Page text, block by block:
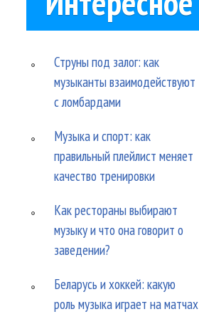
Струны под залог: как
музыканты взаимодействуют
с ломбардами
Музыка и спорт: как
правильный плейлист меняет
качество тренировки
Как рестораны выбирают
музыку и что она говорит о
заведении?
Беларусь и хоккей: какую
роль музыка играет на матчах